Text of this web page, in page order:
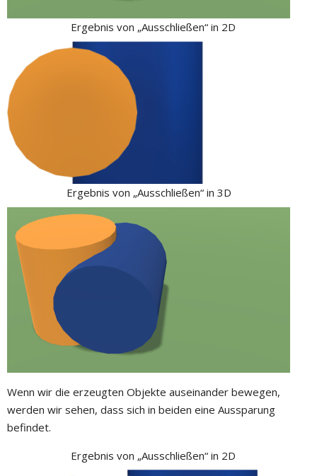
Ergebnis von „Ausschließen“ in 2D
Ergebnis von „Ausschließen“ in 3D
Wenn wir die erzeugten Objekte auseinander bewegen,
werden wir sehen, dass sich in beiden eine Aussparung
befindet.
Ergebnis von „Ausschließen“ in 2D